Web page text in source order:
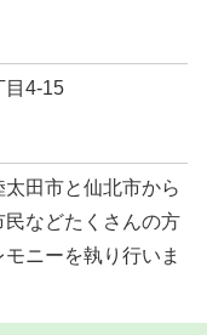
4-15
田市と仙北市から
などたくさんの方
ニーを執り行いま